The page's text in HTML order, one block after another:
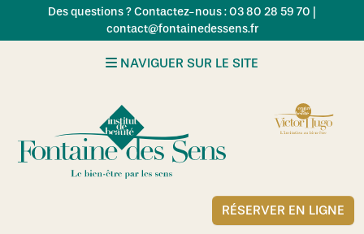
Skip to main content
Des questions ? Contactez-nous : 03 80 28 59 70 |
contact@fontainedessens.fr
NAVIGUER SUR LE SITE
RÉSERVER EN LIGNE